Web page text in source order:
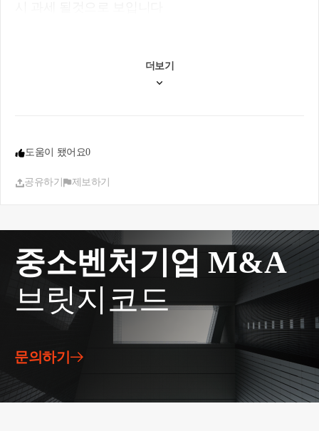
더보기
도움이 됐어요0
공유하기 제보하기
중소벤처기업 M&A
브릿지코드
문의하기